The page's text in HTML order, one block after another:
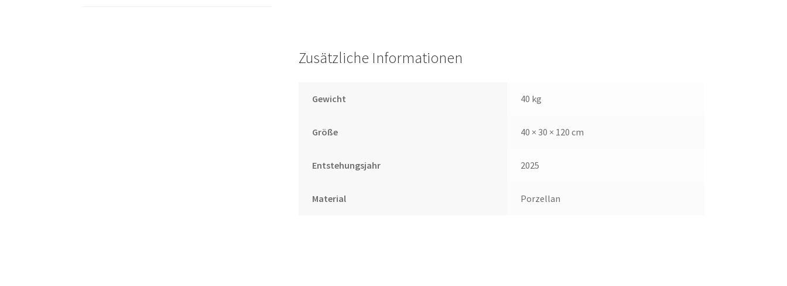
Zusätzliche Informationen
Gewicht 40 kg
Größe 40 × 30 × 120 cm
Entstehungsjahr 2025
Material Porzellan